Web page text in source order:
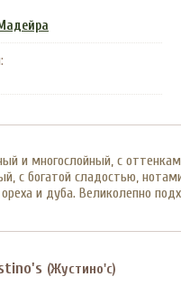
и многослойный, с
с богатой сладостью,
и дуба. Великолепно
(Жустино'с)